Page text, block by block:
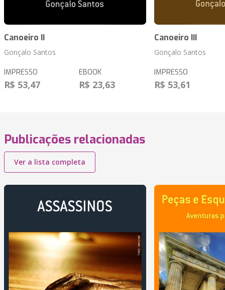
Canoeiro II
Gonçalo Santos
IMPRESSO
R$ 53,47
EBOOK
R$ 23,63
Canoeiro III
Gonçalo Santos
IMPRESSO
R$ 53,61
Publicações relacionadas
Ver a lista completa